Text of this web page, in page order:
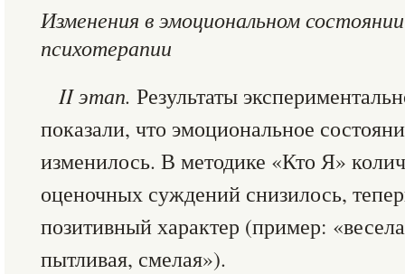
Изменения в эмоциональном
психотерапии
II этап. Результаты
показали, что эмоциональное
изменилось. В методике «Кто Я»
оценочных суждений снизилось,
позитивный характер (пример:
пытливая, смелая»).